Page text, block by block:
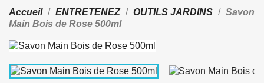
Accueil ENTRETENEZ OUTILS JARDINS
Savon
Main Bois de Rose 500ml